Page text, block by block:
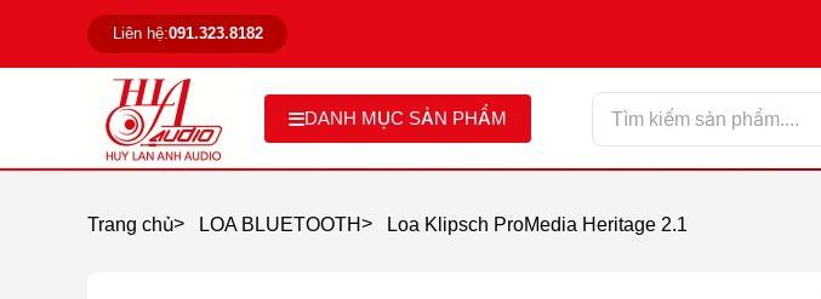
Liên hệ:091.323.8182
DANH MỤC SẢN PHẨM
Trang chủ> LOA BLUETOOTH> Loa Klipsch ProMedia Heritage 2.1